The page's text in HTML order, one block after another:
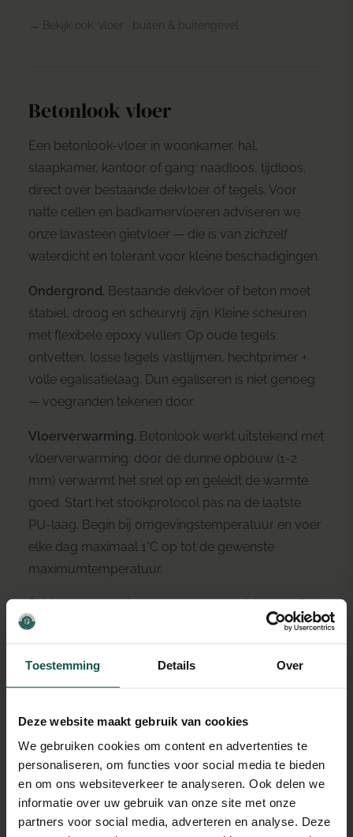
Toestemming Details Over
Deze website maakt gebruik van cookies
We gebruiken cookies om content en advertenties te
personaliseren, om functies voor social media te bieden
en om ons websiteverkeer te analyseren. Ook delen we
informatie over uw gebruik van onze site met onze
partners voor social media, adverteren en analyse. Deze
→ Bekijk ook: vloer buiten & buitengevel
Betonlook vloer
Een betonlook-vloer in woonkamer, hal,
slaapkamer, kantoor of gang: naadloos, tijdloos,
direct over bestaande dekvloer of tegels. Voor
natte cellen en badkamervloeren adviseren we
onze lavasteen gietvloer — die is van zichzelf
waterdicht en tolerant voor kleine beschadigingen.
Ondergrond. Bestaande dekvloer of beton moet
stabiel, droog en scheurvrij zijn. Kleine scheuren
met flexibele epoxy vullen. Op oude tegels:
ontvetten, losse tegels vastlijmen, hechtprimer +
volle egalisatielaag. Dun egaliseren is niet genoeg
— voegranden tekenen door.
Vloerverwarming. Betonlook werkt uitstekend met
vloerverwarming: door de dunne opbouw (1-2
mm) verwarmt het snel op en geleidt de warmte
goed. Start het stookprotocol pas na de laatste
PU-laag. Begin bij omgevingstemperatuur en voer
elke dag maximaal 1°C op tot de gewenste
maximumtemperatuur.
PU-lagen voor vloer.Voor vloeren minimaal 2 PU-
lagen; bij intensief gebruik (huisdieren, kinderen,
keuken-hal-combinatie) 3 lagen. Slijtvastheid is
direct gerelateerd aan aantal PU-lagen — bespaar
hier niet op.
Betonlook-gietvloer vs betonlook op tegels.
echte gietvloer wordt in dikte van 3-5 mm gegoten.
Betonlook op tegels is 1-2 mm dun opgebracht —
sneller, goedkoper, geen sloopwerk. Beide hebben
dezelfde eindlook mits goed afgewerkt.